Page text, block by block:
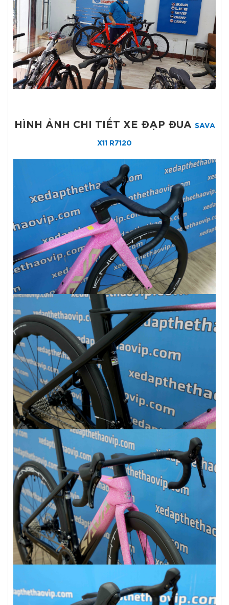
HÌNH ẢNH CHI TIẾT XE ĐẠP ĐUA SAVA
X11 R7120